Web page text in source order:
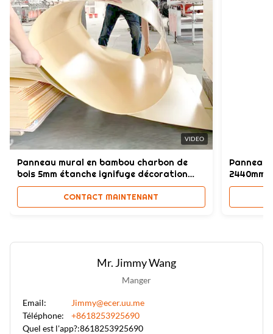
VIDEO
Panneau mural en bambou charbon de
bois 5mm étanche ignifuge décoration
intérieure
CONTACT MAINTENANT
Panneau
2440mm
Mr. Jimmy Wang
Manger
Email:
Jimmy@ecer.uu.me
Téléphone:
+8618253925690
Quel est l'app?:8618253925690